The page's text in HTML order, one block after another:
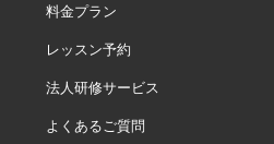
料金プラン
レッスン予約
法人研修サービス
よくあるご質問